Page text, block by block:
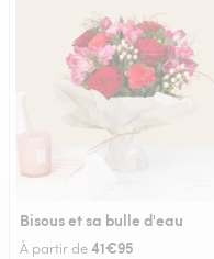
Bisous et sa bulle d'eau
À partir de41€95